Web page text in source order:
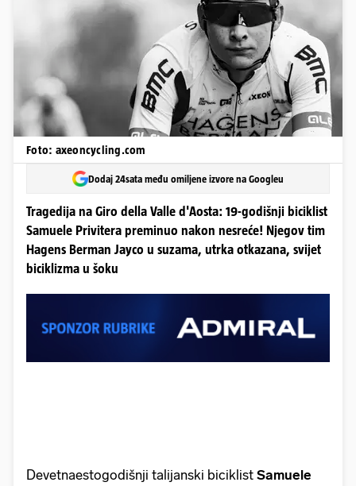
Foto: axeoncycling.com
Dodaj 24sata među omiljene izvore na Googleu
Tragedija na Giro della Valle d'Aosta: 19-godišnji biciklist
Samuele Privitera preminuo nakon nesreće! Njegov tim
Hagens Berman Jayco u suzama, utrka otkazana, svijet
biciklizma u šoku
Devetnaestogodišnji talijanski biciklist Samuele